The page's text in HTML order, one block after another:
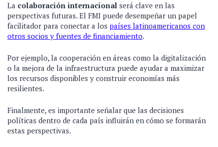
La colaboración internacional será clave en las
perspectivas futuras. El FMI puede desempeñar un papel
facilitador para conectar a los países latinoamericanos con
otros socios y fuentes de financiamiento.
Por ejemplo, la cooperación en áreas como la digitalización
o la mejora de la infraestructura puede ayudar a maximizar
los recursos disponibles y construir economías más
resilientes.
Finalmente, es importante señalar que las decisiones
políticas dentro de cada país influirán en cómo se formarán
estas perspectivas.